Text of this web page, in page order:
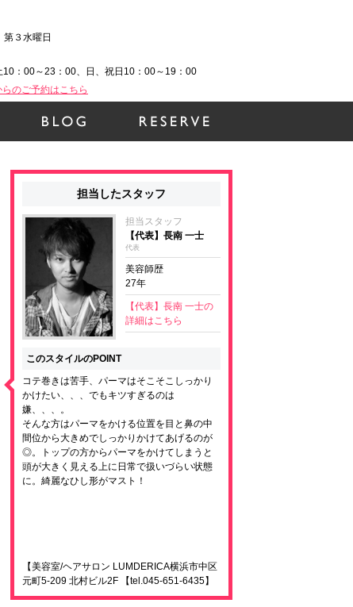
第３水曜日
：00～23：00、日、祝日10：00～19：00
のご予約はこちら
担当したスタッフ
担当スタッフ
【代表】長南 一士
代表
美容師歴
27年
【代表】長南 一士の
詳細はこちら
このスタイルのPOINT
コテ巻きは苦手、パーマはそこそこしっかり
かけたい、、、でもキツすぎるのは
嫌、、、。
そんな方はパーマをかける位置を目と鼻の中
間位から大きめでしっかりかけてあげるのが
◎。トップの方からパーマをかけてしまうと
頭が大きく見える上に日常で扱いづらい状態
に。綺麗なひし形がマスト！
【美容室/ヘアサロン LUMDERICA横浜市中区
元町5-209 北村ビル2F 【tel.045-651-6435】